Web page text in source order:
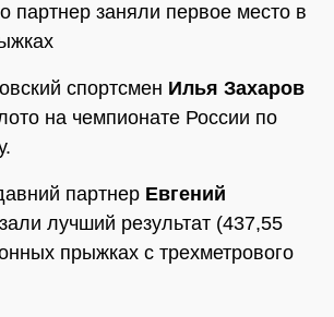
партнер заняли первое место в
спортсмен Илья Захаров
на чемпионате России по
партнер Евгений
лучший результат (437,55
прыжках с трехметрового